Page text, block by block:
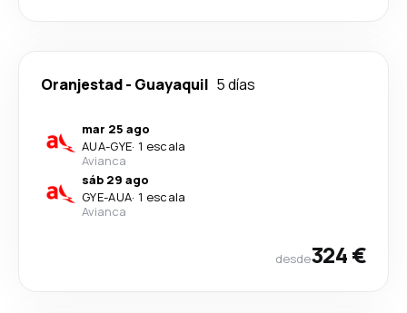
Oranjestad- Guayaquil 5 días
mar 25 ago
AUA-GYE· 1 escala
Avianca
sáb 29 ago
GYE-AUA· 1 escala
Avianca
desde324 €